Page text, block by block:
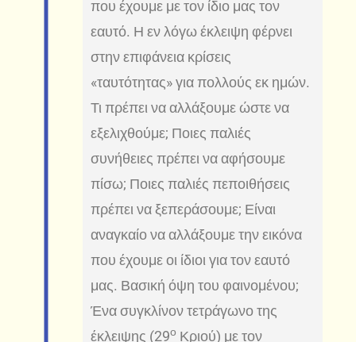
που έχουμε με τον ίδιο μας τον
εαυτό. Η εν λόγω έκλειψη φέρνει
στην επιφάνεια κρίσεις
«ταυτότητας» για πολλούς εκ ημών.
Τι πρέπει να αλλάξουμε ώστε να
εξελιχθούμε; Ποιες παλιές
συνήθειες πρέπει να αφήσουμε
πίσω; Ποιες παλιές πεποιθήσεις
πρέπει να ξεπεράσουμε; Είναι
αναγκαίο να αλλάξουμε την εικόνα
που έχουμε οι ίδιοι για τον εαυτό
μας. Βασική όψη του φαινομένου;
Ένα συγκλίνον τετράγωνο της
έκλειψης (29ο Κριού) με τον